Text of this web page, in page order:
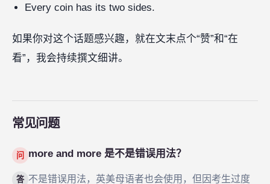
Every coin has its two sides.
如果你对这个话题感兴趣，就在文末点个“赞”和“在
看”，我会持续撰文细讲。
常见问题
问 more and more 是不是错误用法？
答 不是错误用法，英美母语者也会使用，但因考生过度